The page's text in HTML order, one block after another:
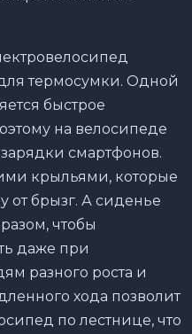
термосумки. Одной
быстрое
на велосипеде
смартфонов.
крыльями, которые
брызг. А сиденье
чтобы
даже при
разного роста и
хода позволит
по лестнице, что